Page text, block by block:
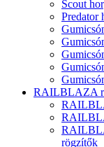
Scout
Predator
RAILBLAZA
rögzítők